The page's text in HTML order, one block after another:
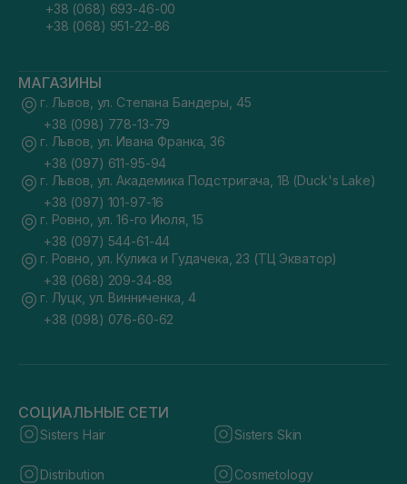
+38 (068) 693-46-00
+38 (068) 951-22-86
МАГАЗИНЫ
г. Львов, ул. Степана Бандеры, 45
+38 (098) 778-13-79
г. Львов, ул. Ивана Франка, 36
+38 (097) 611-95-94
г. Львов, ул. Академика Подстригача, 1В (Duck's Lake)
+38 (097) 101-97-16
г. Ровно, ул. 16-го Июля, 15
+38 (097) 544-61-44
г. Ровно, ул. Кулика и Гудачека, 23 (ТЦ Экватор)
+38 (068) 209-34-88
г. Луцк, ул. Винниченка, 4
+38 (098) 076-60-62
СОЦИАЛЬНЫЕ СЕТИ
Sisters Hair Sisters Skin
Distribution Cosmetology